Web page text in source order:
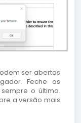
ser abertos
Feche os
o último.
a versão mais